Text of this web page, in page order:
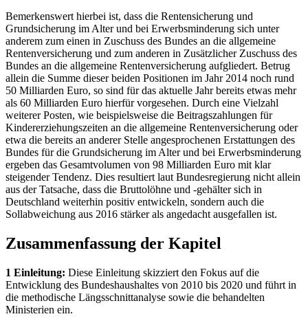
Bemerkenswert hierbei ist, dass die Rentensicherung und
Grundsicherung im Alter und bei Erwerbsminderung sich unter
anderem zum einen in Zuschuss des Bundes an die allgemeine
Rentenversicherung und zum anderen in Zusätzlicher Zuschuss des
Bundes an die allgemeine Rentenversicherung aufgliedert. Betrug
allein die Summe dieser beiden Positionen im Jahr 2014 noch rund
50 Milliarden Euro, so sind für das aktuelle Jahr bereits etwas mehr
als 60 Milliarden Euro hierfür vorgesehen. Durch eine Vielzahl
weiterer Posten, wie beispielsweise die Beitragszahlungen für
Kindererziehungszeiten an die allgemeine Rentenversicherung oder
etwa die bereits an anderer Stelle angesprochenen Erstattungen des
Bundes für die Grundsicherung im Alter und bei Erwerbsminderung
ergeben das Gesamtvolumen von 98 Milliarden Euro mit klar
steigender Tendenz. Dies resultiert laut Bundesregierung nicht allein
aus der Tatsache, dass die Bruttolöhne und -gehälter sich in
Deutschland weiterhin positiv entwickeln, sondern auch die
Sollabweichung aus 2016 stärker als angedacht ausgefallen ist.
Zusammenfassung der Kapitel
1 Einleitung: Diese Einleitung skizziert den Fokus auf die
Entwicklung des Bundeshaushaltes von 2010 bis 2020 und führt in
die methodische Längsschnittanalyse sowie die behandelten
Ministerien ein.